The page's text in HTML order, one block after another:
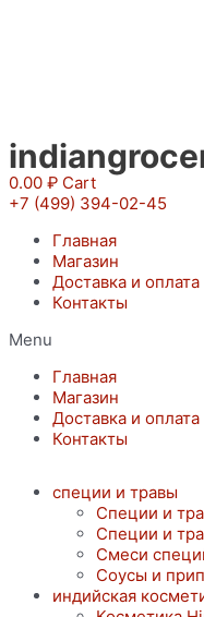
0.00 ₽ Cart
+7 (499) 394-02-45
Главная
Магазин
Доставка и оплата
Контакты
Menu
Главная
Магазин
Доставка и оплата
Контакты
специи и травы
Специи и
Специи и
Смеси
Соусы и
индийская